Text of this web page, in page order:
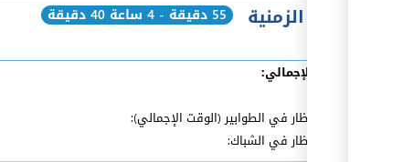
المدة الزمنية 55 دقيقة - 4 ساعة 40 دقيقة
الوقت الإجمالي:
مدة الإنتظار في الطوابير (الوقت الإجمالي):
مدة الإنتظار في الشباك: